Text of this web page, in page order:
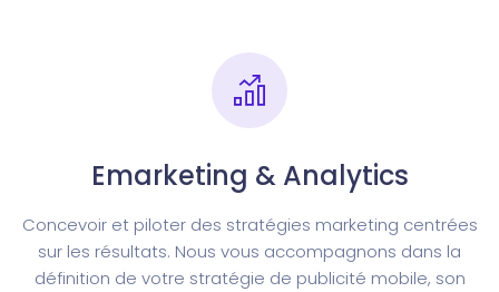
Emarketing & Analytics
Concevoir et piloter des stratégies marketing centrées
sur les résultats. Nous vous accompagnons dans la
définition de votre stratégie de publicité mobile, son